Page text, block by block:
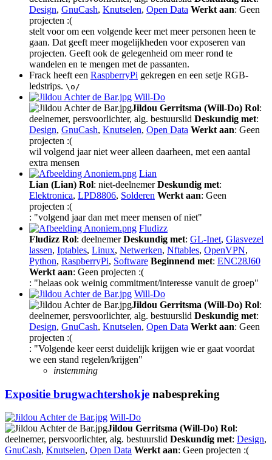
Design, GnuCash, Knutselen, Open Data Werkt aan: Geen
projecten :(
stelt voor om een volgende keer met meer personen heen te
gaan. Dat geeft meer mogelijkheden voor exposeren van
projecten. Geeft ook de gelegenheid om meer rond te
wandelen en te mengen met de passanten.
Frack heeft een RaspberryPi gekregen en een setje RGB-
ledstrips. \o/
Will-Do
Jildou Gerritsma (Will-Do) Rol:
deelnemer, persvoorlichter, alg. bestuurslid Deskundig met:
Design, GnuCash, Knutselen, Open Data Werkt aan: Geen
projecten :(
wil volgend jaar niet weer alleen daarheen, met een aantal
extra mensen
Lian
Lian (Lian) Rol: niet-deelnemerDeskundig met:
Elektronica, LPD8806, Solderen Werkt aan: Geen
projecten :(
: "volgend jaar dan met meer mensen of niet"
Fludizz
Fludizz Rol: deelnemerDeskundig met: GL-Inet, Glasvezel
lassen, Iptables, Linux, Netwerken, Nftables, OpenVPN,
Python, RaspberryPi, Software Beginnend met: ENC28J60
Werkt aan: Geen projecten :(
: "helaas ook weinig commitment/interesse vanuit de groep"
Will-Do
Jildou Gerritsma (Will-Do) Rol:
deelnemer, persvoorlichter, alg. bestuurslid Deskundig met:
Design, GnuCash, Knutselen, Open Data Werkt aan: Geen
projecten :(
: "Volgende keer eerst duidelijk krijgen wie er gaat voordat
we een stand regelen/krijgen"
instemming
Expositie brugwachtershokje nabespreking
Will-Do
Jildou Gerritsma (Will-Do) Rol:
deelnemer, persvoorlichter, alg. bestuurslid Deskundig met: Design,
GnuCash, Knutselen, Open Data Werkt aan: Geen projecten :(